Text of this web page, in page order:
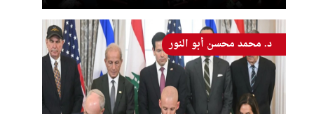
د. محمد محسن أبو النور